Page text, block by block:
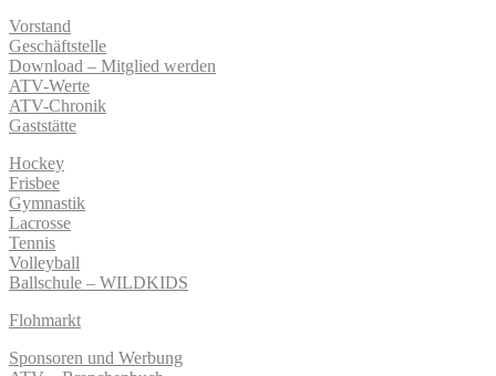
Vorstand
Geschäftstelle
Download – Mitglied werden
ATV-Werte
ATV-Chronik
Gaststätte
Hockey
Frisbee
Gymnastik
Lacrosse
Tennis
Volleyball
Ballschule – WILDKIDS
Flohmarkt
Sponsoren und Werbung